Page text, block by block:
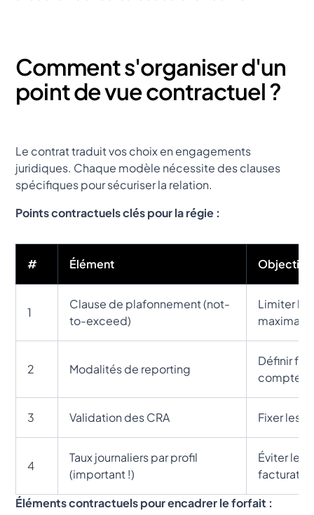
Comment s'organiser d'un
point de vue contractuel ?
Le contrat traduit vos choix en engagements
juridiques. Chaque modèle nécessite des clauses
spécifiques pour sécuriser la relation.
Points contractuels clés pour la régie :
# Élément Objectif
1
Clause de plafonnement (not-
to-exceed)
Limiter
maximale
2 Modalités de reporting
Définir
comptes
3 Validation des CRA Fixer les
4
Taux journaliers par profil
(important !)
Éviter les
Éléments contractuels pour encadrer le forfait :